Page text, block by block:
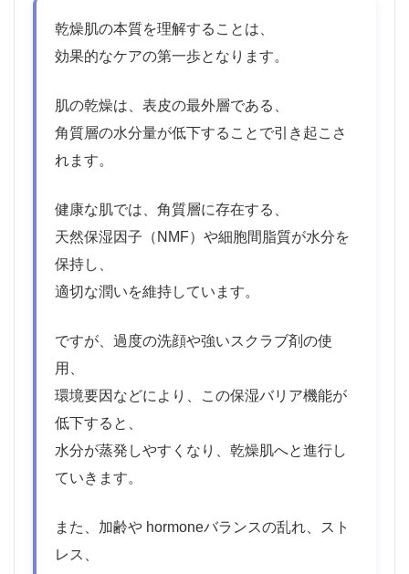
乾燥肌の本質を理解することは、
効果的なケアの第一歩となります。
肌の乾燥は、表皮の最外層である、
角質層の水分量が低下することで引き起こさ
れます。
健康な肌では、角質層に存在する、
天然保湿因子（NMF）や細胞間脂質が水分を
保持し、
適切な潤いを維持しています。
ですが、過度の洗顔や強いスクラブ剤の使
用、
環境要因などにより、この保湿バリア機能が
低下すると、
水分が蒸発しやすくなり、乾燥肌へと進行し
ていきます。
また、加齢や hormoneバランスの乱れ、スト
レス、